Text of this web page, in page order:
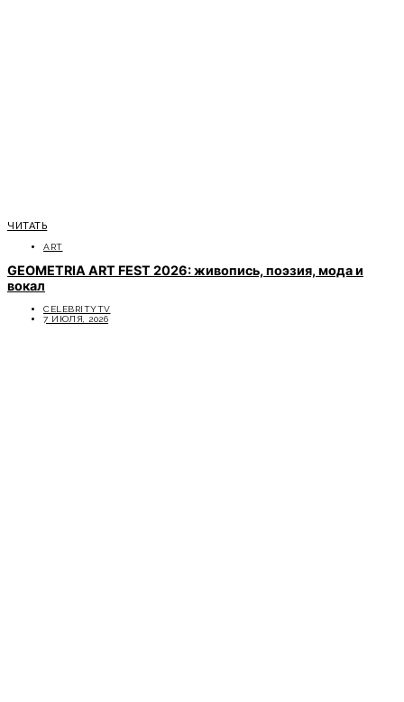
ЧИТАТЬ
ART
GEOMETRIA ART FEST 2026: живопись, поэзия, мода и
вокал
CELEBRITYTV
7 ИЮЛЯ, 2026